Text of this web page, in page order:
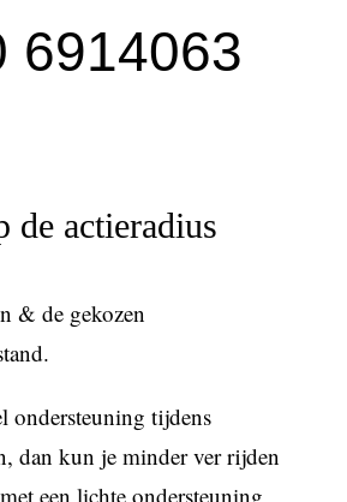
6914063
de actieradius
& de gekozen
ondersteuning tijdens
dan kun je minder ver rijden
een lichte ondersteuning